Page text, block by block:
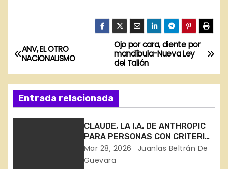
N
a
v
e
Ojo por cara, diente por
mandíbula-Nueva Ley
del Talión
ANV, EL OTRO
NACIONALISMO
Entrada relacionada
CLAUDE, LA I.A. DE ANTHROPIC
PARA PERSONAS CON CRITERIO
PROPIO. MERECE LA PENA.
Mar 28, 2026
Juanlas Beltrán De
Guevara